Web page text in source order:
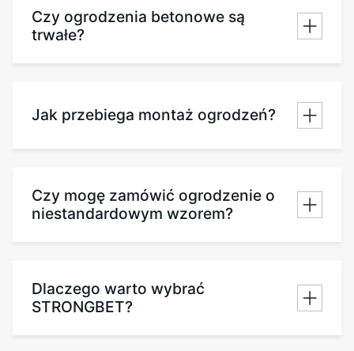
Czy ogrodzenia betonowe są
trwałe?
Jak przebiega montaż ogrodzeń?
Czy mogę zamówić ogrodzenie o
niestandardowym wzorem?
Dlaczego warto wybrać
STRONGBET?